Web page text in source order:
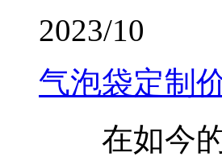
2023/10
气泡袋定制
在如今的